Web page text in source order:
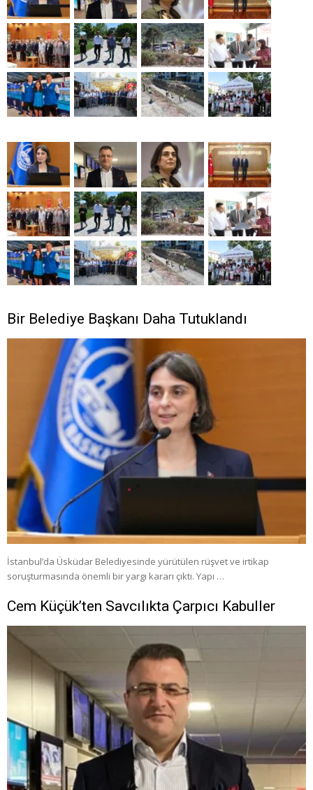
Bir Belediye Başkanı Daha Tutuklandı
İstanbul’da Üsküdar Belediyesinde yürütülen rüşvet ve irtikap
soruşturmasında önemli bir yargı kararı çıktı. Yapı …
Cem Küçük’ten Savcılıkta Çarpıcı Kabuller